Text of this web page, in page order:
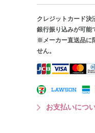
クレジットカード決
銀行振り込みが可能
※メーカー直送品に
せん。
お支払いにつ